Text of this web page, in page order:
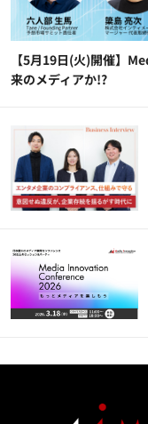
【5月19日(火)開催】
来のメディアか!?